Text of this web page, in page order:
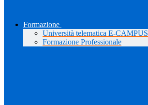
Formazione
Università telematica E-CAMPUS
Formazione Professionale